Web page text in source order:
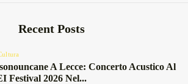
Recent Posts
A Lecce: Concerto Acustico Al
Festival 2026 Nel...